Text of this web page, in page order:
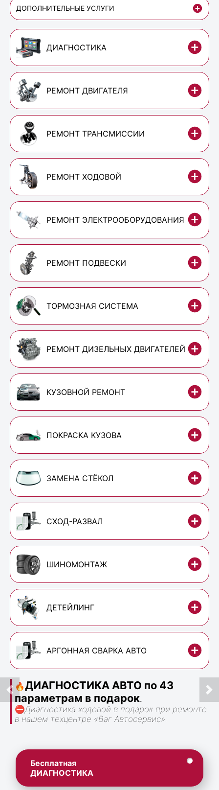
ДОПОЛНИТЕЛЬНЫЕ УСЛУГИ
ДИАГНОСТИКА
РЕМОНТ ДВИГАТЕЛЯ
РЕМОНТ ТРАНСМИССИИ
РЕМОНТ ХОДОВОЙ
РЕМОНТ ЭЛЕКТРООБОРУДОВАНИЯ
РЕМОНТ ПОДВЕСКИ
ТОРМОЗНАЯ СИСТЕМА
РЕМОНТ ДИЗЕЛЬНЫХ ДВИГАТЕЛЕЙ
КУЗОВНОЙ РЕМОНТ
ПОКРАСКА КУЗОВА
ЗАМЕНА СТЁКОЛ
СХОД-РАЗВАЛ
ШИНОМОНТАЖ
ДЕТЕЙЛИНГ
АРГОННАЯ СВАРКА АВТО
🔥ДИАГНОСТИКА АВТО по 43
параметрам в подарок.
⛔Диагностика ходовой в подарок при ремонте
в нашем техцентре «Ваг Автосервис».
Бесплатная
ДИАГНОСТИКА